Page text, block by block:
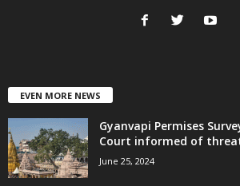
EVEN MORE NEWS
Gyanvapi Permises
Court informed of
June 25, 2024